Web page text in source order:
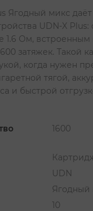
Ягодный микс
UDN-X
1.6 Ом,
затяжек. Такой
когда нужен
тягой,
и быстрой
1600
UDN
Ягодный
10